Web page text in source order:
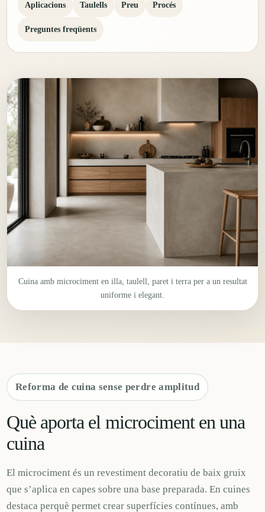
Aplicacions Taulells Preu Procés
Preguntes freqüents
Cuina amb microciment en illa, taulell, paret i terra per a un resultat
uniforme i elegant.
Reforma de cuina sense perdre amplitud
Què aporta el microciment en una
cuina
El microciment és un revestiment decoratiu de baix gruix
que s’aplica en capes sobre una base preparada. En cuines
destaca perquè permet crear superfícies contínues, amb